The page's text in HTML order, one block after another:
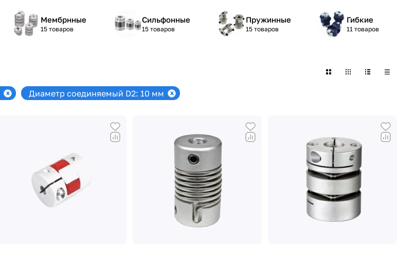
Мембрнные
15 товаров
Сильфонные
15 товаров
Пружинные
15 товаров
Гибкие
11 товаров
Диаметр соединяемый D2: 10 мм